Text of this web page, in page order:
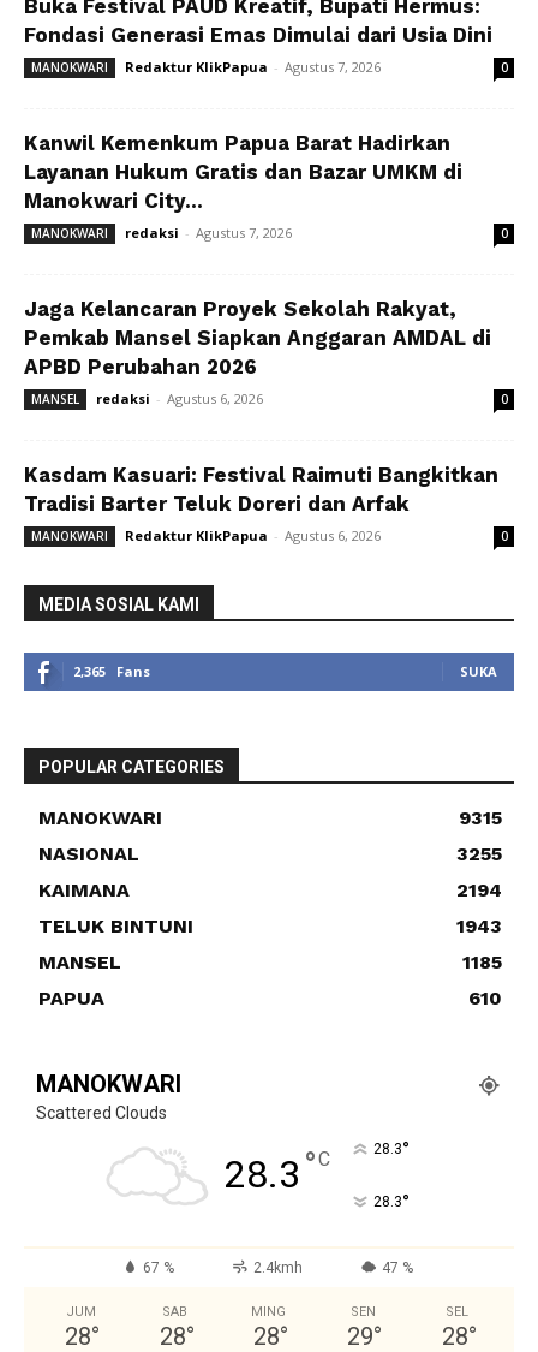
Buka Festival PAUD Kreatif, Bupati Hermus:
Fondasi Generasi Emas Dimulai dari Usia Dini
MANOKWARI Redaktur KlikPapua - Agustus 7, 2026 0
Kanwil Kemenkum Papua Barat Hadirkan
Layanan Hukum Gratis dan Bazar UMKM di
Manokwari City...
MANOKWARI redaksi - Agustus 7, 2026 0
Jaga Kelancaran Proyek Sekolah Rakyat,
Pemkab Mansel Siapkan Anggaran AMDAL di
APBD Perubahan 2026
MANSEL redaksi - Agustus 6, 2026 0
Kasdam Kasuari: Festival Raimuti Bangkitkan
Tradisi Barter Teluk Doreri dan Arfak
MANOKWARI Redaktur KlikPapua - Agustus 6, 2026 0
MEDIA SOSIAL KAMI
2,365 Fans SUKA
POPULAR CATEGORIES
MANOKWARI
9315
NASIONAL
3255
KAIMANA
2194
TELUK BINTUNI
1943
MANSEL
1185
PAPUA
610
MANOKWARI
Scattered Clouds
28.3 °C 28.3°
28.3°
67 % 2.4kmh 47 %
JUM
28°
SAB
28°
MING
28°
SEN
29°
SEL
28°